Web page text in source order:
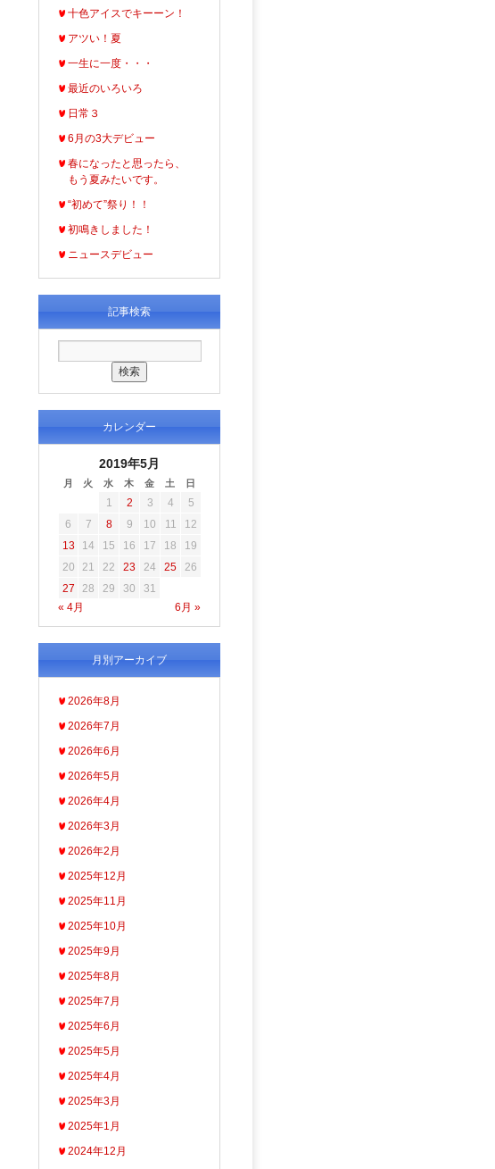
十色アイスでキーーン！
アツい！夏
一生に一度・・・
最近のいろいろ
日常３
6月の3大デビュー
春になったと思ったら、
もう夏みたいです。
“初めて”祭り！！
初鳴きしました！
ニュースデビュー
記事検索
カレンダー
2019年5月
月 火 水 木 金 土 日
« 4月 6月 »
1 2 3 4
5
6
7 8 9 10 11
12
13
14 15 16 17 18
19
20
21 22 23 24 25
26
27
28 29 30 31
月別アーカイブ
2026年8月
2026年7月
2026年6月
2026年5月
2026年4月
2026年3月
2026年2月
2025年12月
2025年11月
2025年10月
2025年9月
2025年8月
2025年7月
2025年6月
2025年5月
2025年4月
2025年3月
2025年1月
2024年12月